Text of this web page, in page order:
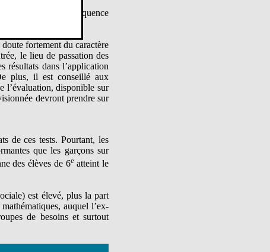
sur les 2h d’une séquence
fortement du caractère
le lieu de passation des
résultats dans l’application
plus, il est conseillé aux
l’évaluation, disponible sur
devront prendre sur
de ces tests. Pourtant, les
que les garçons sur
des élèves de 6eatteint le
est élevé, plus la part
auquel l’ex-
de besoins et surtout